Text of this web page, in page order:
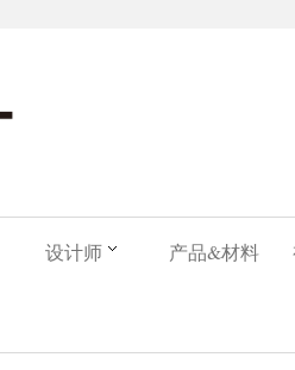
设计师 产品&材料